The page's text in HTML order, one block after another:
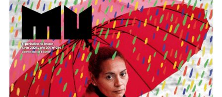
Este número 215 de MU ☝️viene con doble tapa, que
podría ser una frase:
Sin chamuyo, a remarla.
Descargar la Mu en PDF